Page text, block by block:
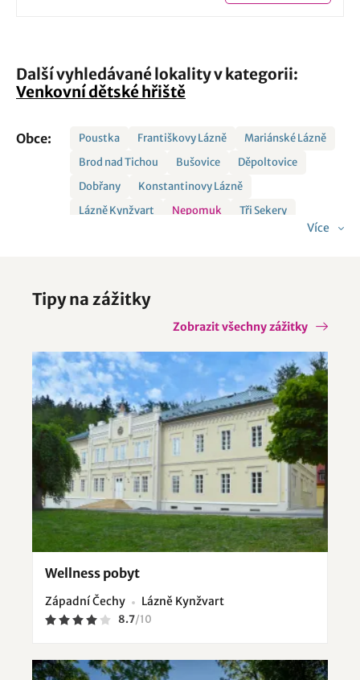
Další vyhledávané lokality v kategorii:
Venkovní dětské hřiště
Obce: Poustka Františkovy Lázně
Mariánské Lázně
Brod nad Tichou
Bušovice
Děpoltovice
Dobřany
Konstantinovy Lázně
Lázně Kynžvart
Nepomuk Tři Sekery
Více
Tipy na zážitky
Zobrazit všechny zážitky
Wellness pobyt
Západní Čechy Lázně Kynžvart
8.7/10